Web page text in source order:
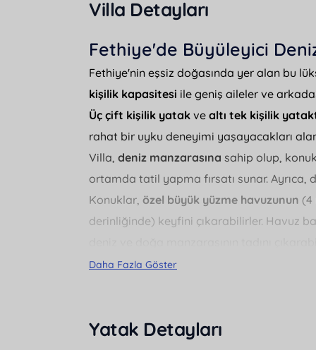
Villa Detayları
Fethiye'de Büyüleyici
Fethiye'nin eşsiz doğasında yer alan bu
kişilik kapasitesi ile geniş aileler ve
Üç çift kişilik yatak ve altı tek kişilik
rahat bir uyku deneyimi yaşayacakları
Villa, deniz manzarasına sahip olup,
ortamda tatil yapma fırsatı sunar.
Konuklar, özel büyük yüzme havuzunun (4
derinliğinde) keyfini çıkarabilirler. Havuz
Villanın imkanları arasında
Konum olarak villa, merkeze 30 km, plaja
Daha Fazla Göster
Yatak Detayları